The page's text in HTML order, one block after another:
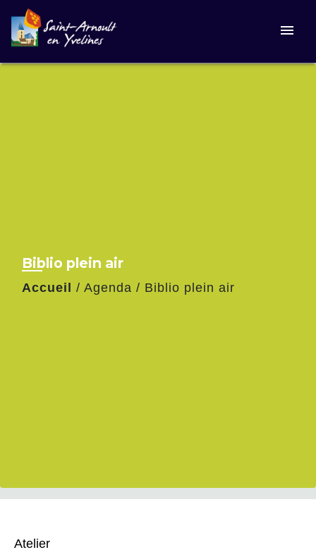
menu
Biblio plein air
Accueil / Agenda / Biblio plein air
Atelier